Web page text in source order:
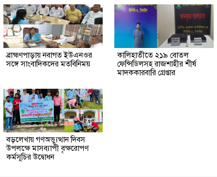
ব্রাহ্মণপাড়ায় নবাগত ইউএনওর
সঙ্গে সাংবাদিকদের মতবিনিময়
কালিহাতীতে ২১৯ বোতল
ফেন্সিডিলসহ রাজশাহীর শীর্ষ
মাদককারবারি গ্রেপ্তার
বড়লেখায় গণঅভ্যুত্থান দিবস
উপলক্ষে মাসব্যাপী বৃক্ষরোপণ
কর্মসূচির উদ্বোধন